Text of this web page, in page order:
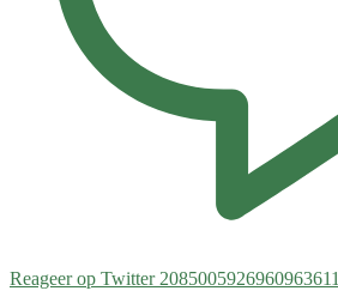
Reageer op Twitter 2085005926960963611